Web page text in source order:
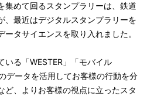
めて回るスタンプラリーは、鉄道
、最近はデジタルスタンプラリーを
タサイエンスを取り入れました。
いる「WESTER」「モバイル
データを活用してお客様の行動を分
ど、よりお客様の視点に立ったスタ